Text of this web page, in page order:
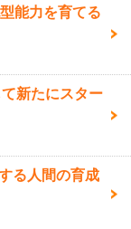
能力を育てる
新たにスター
る人間の育成